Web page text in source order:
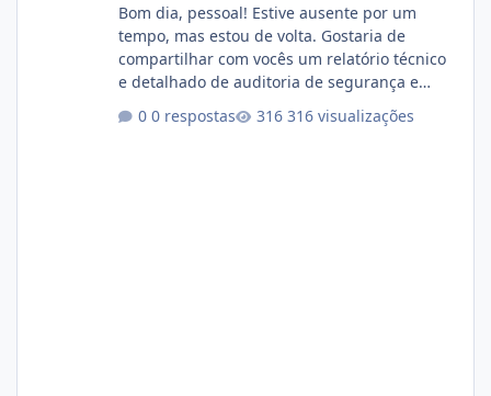
Bom dia, pessoal! Estive ausente por um
tempo, mas estou de volta. Gostaria de
compartilhar com vocês um relatório técnico
e detalhado de auditoria de segurança e
conformidade referente ao VOXPANEL (versão
atualmente em circulação e comercialização
0 respostas 316 visualizações